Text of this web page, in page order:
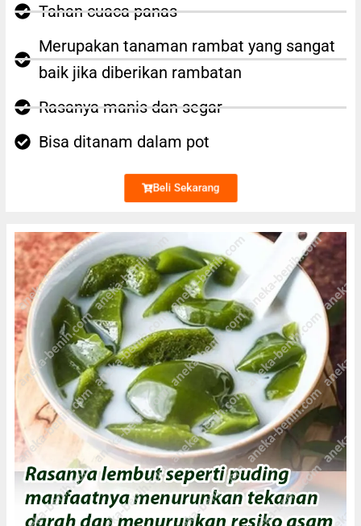
Tahan cuaca panas
Merupakan tanaman rambat yang sangat
baik jika diberikan rambatan
Rasanya manis dan segar
Bisa ditanam dalam pot
Beli Sekarang